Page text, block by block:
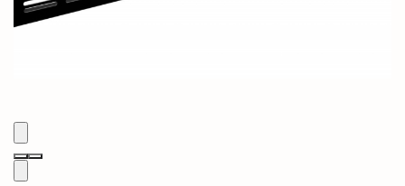
Profile maner